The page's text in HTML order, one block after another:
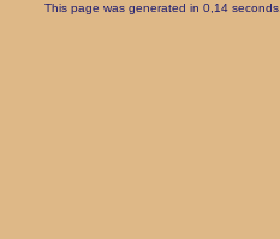
This page was generated in 0,14 seconds.